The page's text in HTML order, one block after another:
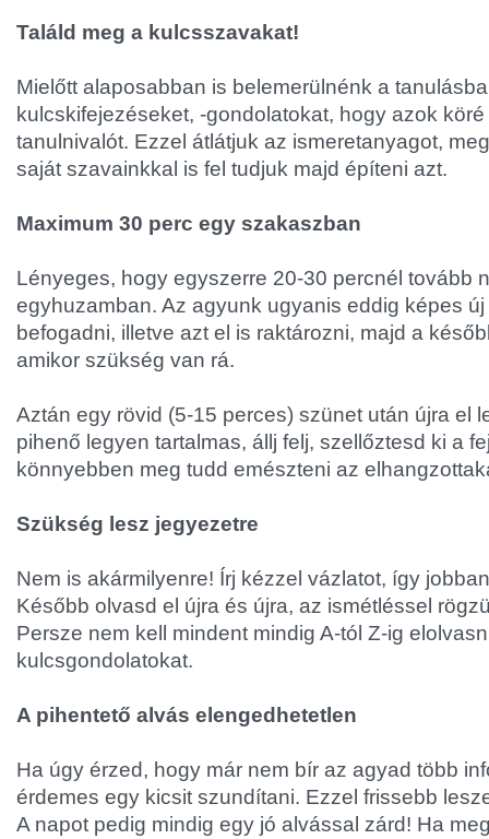
Találd meg a kulcsszavakat!
Mielőtt alaposabban is belemerülnénk a
kulcskifejezéseket, -gondolatokat, hogy azok
tanulnivalót. Ezzel átlátjuk az ismeretanyagot,
saját szavainkkal is fel tudjuk majd építeni azt.
Maximum 30 perc egy szakaszban
Lényeges, hogy egyszerre 20-30 percnél tovább
egyhuzamban. Az agyunk ugyanis eddig képes
befogadni, illetve azt el is raktározni, majd a
amikor szükség van rá.
Aztán egy rövid (5-15 perces) szünet után újra el
pihenő legyen tartalmas, állj felj, szellőztesd ki a
könnyebben meg tudd emészteni az
Szükség lesz jegyezetre
Nem is akármilyenre! Írj kézzel vázlatot, így
Később olvasd el újra és újra, az ismétléssel
Persze nem kell mindent mindig A-tól Z-ig
kulcsgondolatokat.
A pihentető alvás elengedhetetlen
Ha úgy érzed, hogy már nem bír az agyad több
érdemes egy kicsit szundítani. Ezzel frissebb
A napot pedig mindig egy jó alvással zárd! Ha